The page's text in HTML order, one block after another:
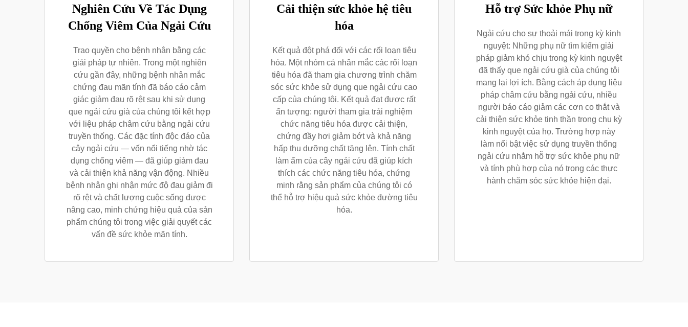
Nghiên Cứu Về Tác Dụng
Chống Viêm Của Ngải Cứu
Trao quyền cho bệnh nhân bằng các
giải pháp tự nhiên. Trong một nghiên
cứu gần đây, những bệnh nhân mắc
chứng đau mãn tính đã báo cáo cảm
giác giảm đau rõ rệt sau khi sử dụng
que ngải cứu già của chúng tôi kết hợp
với liệu pháp châm cứu bằng ngải cứu
truyền thống. Các đặc tính độc đáo của
cây ngải cứu — vốn nổi tiếng nhờ tác
dụng chống viêm — đã giúp giảm đau
và cải thiện khả năng vận động. Nhiều
bệnh nhân ghi nhận mức độ đau giảm đi
rõ rệt và chất lượng cuộc sống được
nâng cao, minh chứng hiệu quả của sản
phẩm chúng tôi trong việc giải quyết các
vấn đề sức khỏe mãn tính.
Cải thiện sức khỏe hệ tiêu
hóa
Kết quả đột phá đối với các rối loạn tiêu
hóa. Một nhóm cá nhân mắc các rối loạn
tiêu hóa đã tham gia chương trình chăm
sóc sức khỏe sử dụng que ngải cứu cao
cấp của chúng tôi. Kết quả đạt được rất
ấn tượng: người tham gia trải nghiệm
chức năng tiêu hóa được cải thiện,
chứng đầy hơi giảm bớt và khả năng
hấp thu dưỡng chất tăng lên. Tính chất
làm ấm của cây ngải cứu đã giúp kích
thích các chức năng tiêu hóa, chứng
minh rằng sản phẩm của chúng tôi có
thể hỗ trợ hiệu quả sức khỏe đường tiêu
hóa.
Hỗ trợ Sức khỏe Phụ nữ
Ngải cứu cho sự thoải mái trong kỳ kinh
nguyệt: Những phụ nữ tìm kiếm giải
pháp giảm khó chịu trong kỳ kinh nguyệt
đã thấy que ngải cứu già của chúng tôi
mang lại lợi ích. Bằng cách áp dụng liệu
pháp châm cứu bằng ngải cứu, nhiều
người báo cáo giảm các cơn co thắt và
cải thiện sức khỏe tinh thần trong chu kỳ
kinh nguyệt của họ. Trường hợp này
làm nổi bật việc sử dụng truyền thống
ngải cứu nhằm hỗ trợ sức khỏe phụ nữ
và tính phù hợp của nó trong các thực
hành chăm sóc sức khỏe hiện đại.